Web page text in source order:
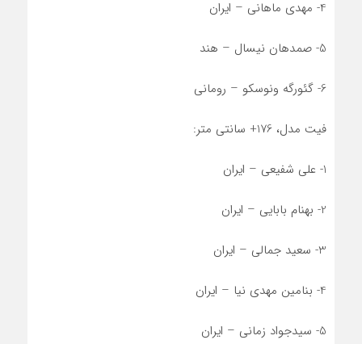
4- مهدی ماهانی – ایران
5- صمدهان نیسال – هند
6- گئورگه ونوسکو – رومانی
فیت مدل، 176+ سانتی متر:
1- علی شفیعی – ایران
2- بهنام بابایی – ایران
3- سعید جمالی – ایران
4- بنامین مهدی نیا – ایران
5- سیدجواد زمانی – ایران